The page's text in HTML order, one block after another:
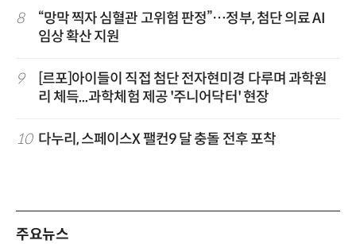
8
“망막 찍자 심혈관 고위험 판정”…정부, 첨단 의료 AI
임상 확산 지원
9
[르포]아이들이 직접 첨단 전자현미경 다루며 과학원
리 체득...과학체험 제공 '주니어닥터' 현장
10 다누리, 스페이스X 팰컨9 달 충돌 전후 포착
주요뉴스